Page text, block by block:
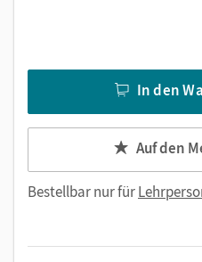
In den
Auf den
Bestellbar nur für